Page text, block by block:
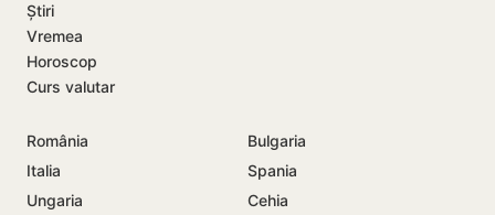
Știri
Vremea
Horoscop
Curs valutar
România
Bulgaria
Italia
Spania
Ungaria
Cehia